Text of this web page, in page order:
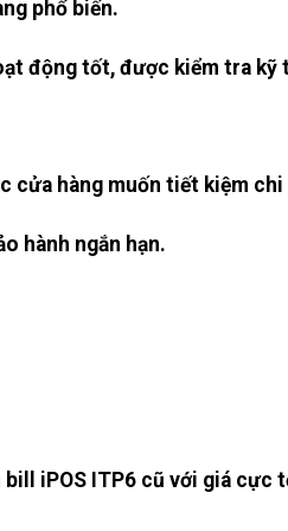
phổ biến.
động tốt, được kiểm tra kỹ
cửa hàng muốn tiết kiệm chi
hành ngắn hạn.
iPOS ITP6 cũ với giá cực